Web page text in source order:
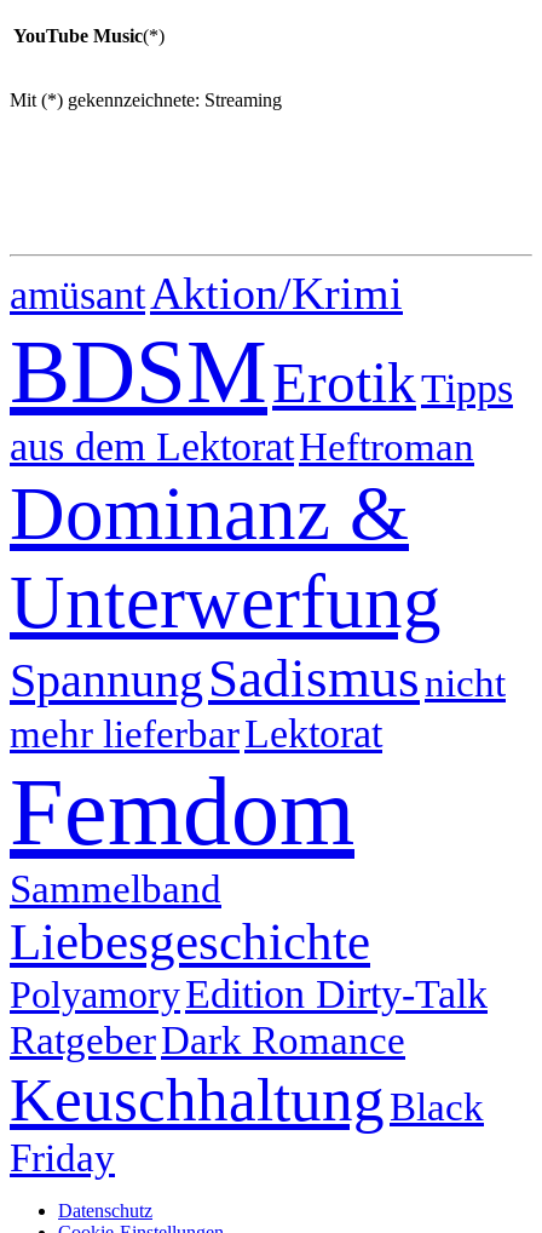
YouTube Music(*)
Mit (*) gekennzeichnete: Streaming
amüsantAktion/Krimi
BDSMErotikTipps
aus dem LektoratHeftroman
Dominanz &
Unterwerfung
SpannungSadismusnicht
mehr lieferbarLektorat
Femdom
Sammelband
Liebesgeschichte
PolyamoryEdition Dirty-Talk
RatgeberDark Romance
KeuschhaltungBlack
Friday
Datenschutz